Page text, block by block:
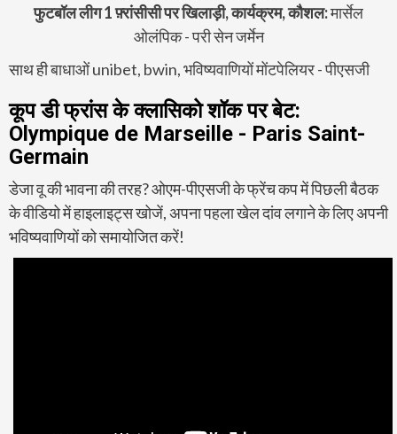
फुटबॉल लीग 1 फ़्रांसीसी पर खिलाड़ी, कार्यक्रम, कौशल:मार्सेल
ओलंपिक - परी सेन जर्मेन
साथ हीबाधाओं unibet, bwin, भविष्यवाणियों मोंटपेलियर - पीएसजी
कूप डी फ्रांस के क्लासिको शॉक पर बेट:
Olympique de Marseille - Paris Saint-
Germain
डेजा वू की भावना की तरह? ओएम-पीएसजी के फ्रेंच कप में पिछली बैठक
के वीडियो में हाइलाइट्स खोजें, अपना पहला खेल दांव लगाने के लिए अपनी
भविष्यवाणियों को समायोजित करें!